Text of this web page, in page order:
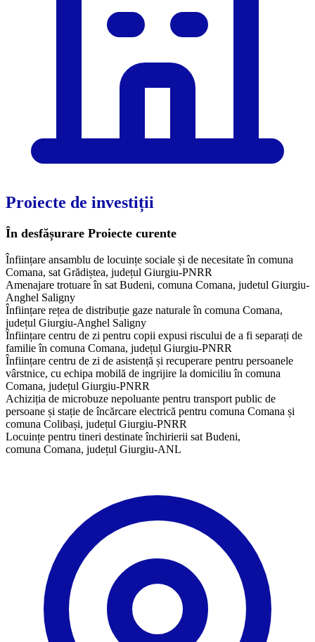
Proiecte de investiții
În desfășurare Proiecte curente
Înființare ansamblu de locuințe sociale și de necesitate în comuna
Comana, sat Grădiștea, județul Giurgiu-PNRR
Amenajare trotuare în sat Budeni, comuna Comana, judetul Giurgiu-
Anghel Saligny
Înființare rețea de distribuție gaze naturale în comuna Comana,
județul Giurgiu-Anghel Saligny
Înființare centru de zi pentru copii expusi riscului de a fi separați de
familie în comuna Comana, județul Giurgiu-PNRR
Înființare centru de zi de asistență și recuperare pentru persoanele
vârstnice, cu echipa mobilă de ingrijire la domiciliu în comuna
Comana, județul Giurgiu-PNRR
Achiziția de microbuze nepoluante pentru transport public de
persoane și stație de încărcare electrică pentru comuna Comana și
comuna Colibași, județul Giurgiu-PNRR
Locuințe pentru tineri destinate închirierii sat Budeni,
comuna Comana, județul Giurgiu-ANL